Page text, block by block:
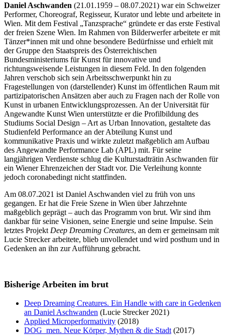
Daniel Aschwanden (21.01.1959 – 08.07.2021) war ein Schweizer
Performer, Choreograf, Regisseur, Kurator und lebte und arbeitete in
Wien. Mit dem Festival „Tanzsprache“ gründete er das erste Festival
der freien Szene Wien. Im Rahmen von Bilderwerfer arbeitete er mit
Tänzer*innen mit und ohne besondere Bedürfnisse und erhielt mit
der Gruppe den Staatspreis des Österreichischen
Bundesministeriums für Kunst für innovative und
richtungsweisende Leistungen in diesem Feld. In den folgenden
Jahren verschob sich sein Arbeitsschwerpunkt hin zu
Fragestellungen von (darstellender) Kunst im öffentlichen Raum mit
partizipatorischen Ansätzen aber auch zu Fragen nach der Rolle von
Kunst in urbanen Entwicklungsprozessen. An der Universität für
Angewandte Kunst Wien unterstützte er die Profilbildung des
Studiums Social Design – Art as Urban Innovation, gestaltete das
Studienfeld Performance an der Abteilung Kunst und
kommunikative Praxis und wirkte zuletzt maßgeblich am Aufbau
des Angewandte Performance Lab (APL) mit. Für seine
langjährigen Verdienste schlug die Kulturstadträtin Aschwanden für
ein Wiener Ehrenzeichen der Stadt vor. Die Verleihung konnte
jedoch coronabedingt nicht stattfinden.
Am 08.07.2021 ist Daniel Aschwanden viel zu früh von uns
gegangen. Er hat die Freie Szene in Wien über Jahrzehnte
maßgeblich geprägt – auch das Programm von brut. Wir sind ihm
dankbar für seine Visionen, seine Energie und seine Impulse. Sein
letztes Projekt Deep Dreaming Creatures, an dem er gemeinsam mit
Lucie Strecker arbeitete, blieb unvollendet und wird posthum und in
Gedenken an ihn zur Aufführung gebracht.
Bisherige Arbeiten im brut
Deep Dreaming Creatures. Ein Handle with care in Gedenken
an Daniel Aschwanden (Lucie Strecker 2021)
Applied Microperformativity (2018)
DOG_men. Neue Körper, Mythen & die Stadt (2017)